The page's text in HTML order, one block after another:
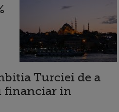
Turciei de a
financiar in